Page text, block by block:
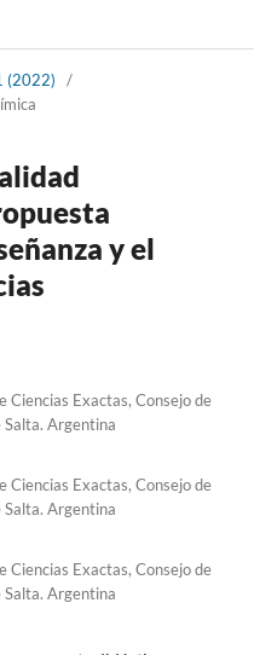
(2022)
/
y el
Ciencias Exactas, Consejo de
Salta. Argentina
Ciencias Exactas, Consejo de
Salta. Argentina
Ciencias Exactas, Consejo de
Salta. Argentina